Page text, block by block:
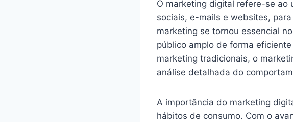
O marketing digital refere-se ao
sociais, e-mails e websites,
marketing se tornou essencial
público amplo de forma
marketing tradicionais, o
análise detalhada do
A importância do marketing
hábitos de consumo. Com o